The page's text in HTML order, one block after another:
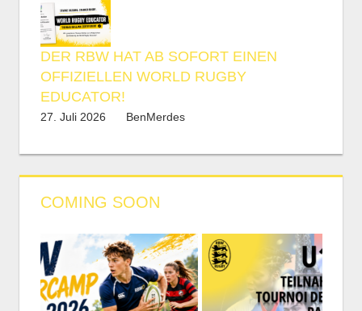
DER RBW HAT AB SOFORT EINEN
OFFIZIELLEN WORLD RUGBY
EDUCATOR!
27. Juli 2026 BenMerdes
COMING SOON